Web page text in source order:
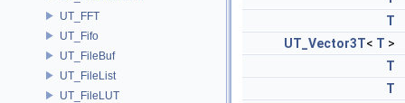
UT_FFT
UT_Fifo
UT_FileBuf
UT_FileList
UT_FileLUT
T
UT_Vector3T< T >
T
T